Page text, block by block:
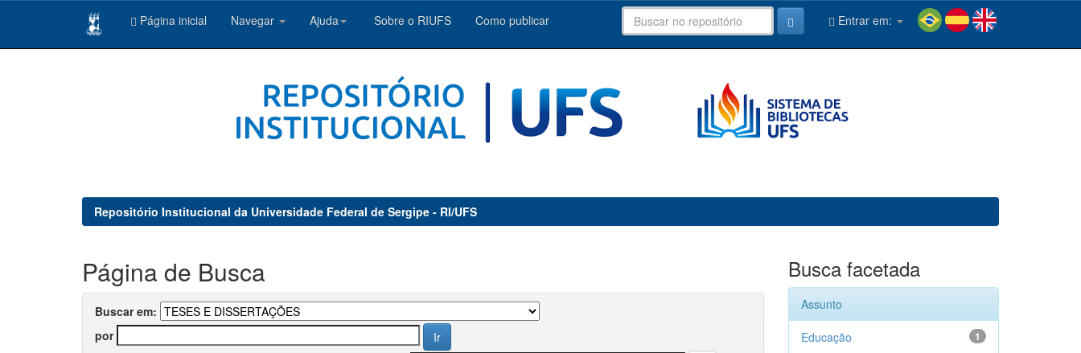
Página inicial Navegar Ajuda Sobre o RIUFS Como publicar Entrar em:
Repositório Institucional da Universidade Federal de Sergipe - RI/UFS
Página de Busca
Buscar em:
por
Busca facetada
Assunto
1
Educação